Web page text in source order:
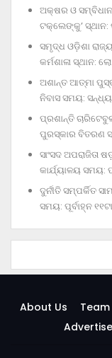
ଅକ୍ଷର ଓ
ଟକ୍‌ଲେଙ୍କୁ’ ସ୍ଥାନ:
ସମୃଦ୍ଧ ଓଡ଼ିଶା
କର୍ମଶାଳା ସ୍ଥାନ:
ଅଶାନ୍ତ ଆତ୍ମା
ନିବାସ ସମୟ:
ପ୍ରଶାନ୍ତି
ପୁରସ୍କାର ବିତରଣ
ସାଂସଦ ଅପରାଜିତା
କାର୍ଯ୍ୟାଳୟ ସମୟ:
ଦୁର୍ନୀତି ସମ୍ପର୍କିତ
ସମୟ: ପୂର୍ବାହ୍ନ ୧୧ଟା
About Us Team